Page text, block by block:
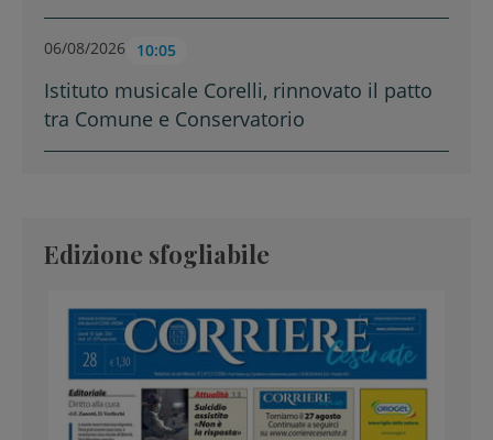
06/08/2026 10:05
Istituto musicale Corelli, rinnovato il patto
tra Comune e Conservatorio
Edizione sfogliabile